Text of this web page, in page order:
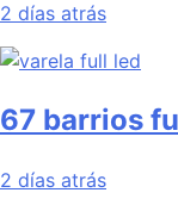
2 días atrás
67 barrios
2 días atrás